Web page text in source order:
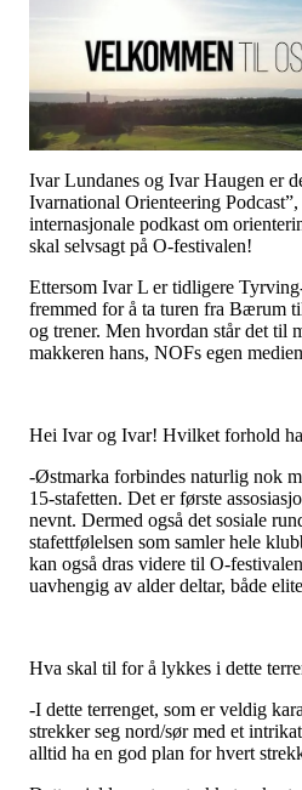
Ivar Lundanes og Ivar Haugen er
Ivarnational Orienteering
internasjonale podkast om
skal selvsagt på O-festivalen!
Ettersom Ivar L er tidligere
fremmed for å ta turen fra Bærum
og trener. Men hvordan står det til
makkeren hans, NOFs egen
Hei Ivar og Ivar! Hvilket forhold
-Østmarka forbindes naturlig nok
15-stafetten. Det er første
nevnt. Dermed også det sosiale
stafettfølelsen som samler hele
kan også dras videre til O-
uavhengig av alder deltar, både
Hva skal til for å lykkes i dette
-I dette terrenget, som er veldig
strekker seg nord/sør med et
alltid ha en god plan for hvert